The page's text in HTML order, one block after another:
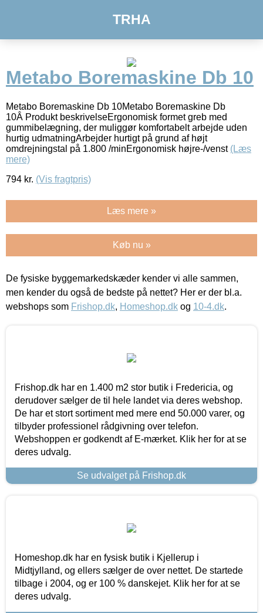
TRHA
Metabo Boremaskine Db 10
Metabo Boremaskine Db 10Metabo Boremaskine Db
10Â Produkt beskrivelseErgonomisk formet greb med
gummibelægning, der muliggør komfortabelt arbejde uden
hurtig udmatningArbejder hurtigt på grund af højt
omdrejningstal på 1.800 /minErgonomisk højre-/venst (Læs
mere)
794 kr. (Vis fragtpris)
Læs mere »
Køb nu »
De fysiske byggemarkedskæder kender vi alle sammen,
men kender du også de bedste på nettet? Her er der bl.a.
webshops som Frishop.dk, Homeshop.dk og 10-4.dk.
Frishop.dk har en 1.400 m2 stor butik i Fredericia, og
derudover sælger de til hele landet via deres webshop.
De har et stort sortiment med mere end 50.000 varer, og
tilbyder professionel rådgivning over telefon.
Webshoppen er godkendt af E-mærket. Klik her for at se
deres udvalg.
Se udvalget på Frishop.dk
Homeshop.dk har en fysisk butik i Kjellerup i
Midtjylland, og ellers sælger de over nettet. De startede
tilbage i 2004, og er 100 % danskejet. Klik her for at se
deres udvalg.